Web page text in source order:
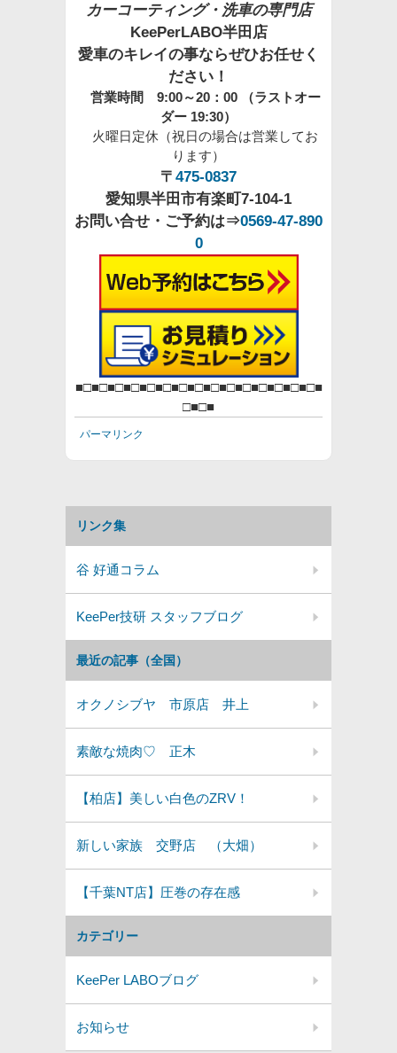
カーコーティング・洗車の専門店
KeePerLABO半田店
愛車のキレイの事ならぜひお任せく
ださい！
営業時間 9:00～20：00 （ラストオー
ダー 19:30）
火曜日定休（祝日の場合は営業してお
ります）
〒 475-0837
愛知県半田市有楽町7-104-1
お問い合せ・ご予約は⇒0569-47-890
0
■□■□■□■□■□■□■□■□■□■□■□■□■□■□■□■
□■□■
パーマリンク
カテゴリー
KeePer LABOブログ
お知らせ
最近の記事（全国）
オクノシブヤ 市原店 井上
素敵な焼肉♡ 正木
【柏店】美しい白色のZRV！
新しい家族 交野店 （大畑）
【千葉NT店】圧巻の存在感
リンク集
谷 好通コラム
KeePer技研 スタッフブログ